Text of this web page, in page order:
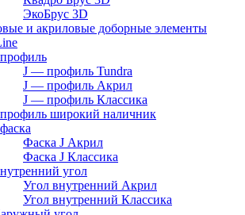
ЭкоБрус 3D
и акриловые доборные элементы
J — профиль Tundra
J — профиль Акрил
J — профиль Классика
широкий наличник
Фаска J Акрил
Фаска J Классика
угол
Угол внутренний Акрил
Угол внутренний Классика